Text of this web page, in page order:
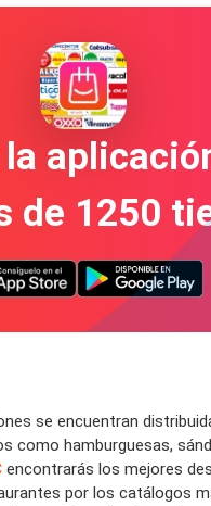
la
de 1250
se encuentran
como hamburguesas,
encontrarás los mejores
por los catálogos